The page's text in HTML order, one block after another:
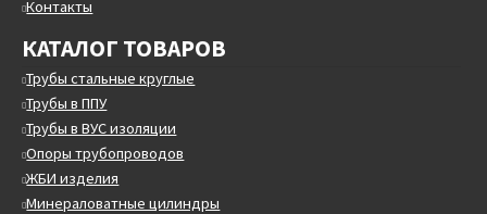
Контакты
КАТАЛОГ ТОВАРОВ
Трубы стальные круглые
Трубы в ППУ
Трубы в ВУС изоляции
Опоры трубопроводов
ЖБИ изделия
Минераловатные цилиндры